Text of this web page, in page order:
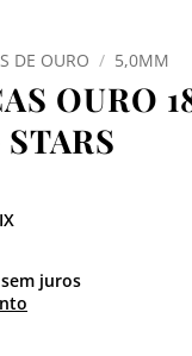
DE OURO / 5,0MM
OURO
sem juros